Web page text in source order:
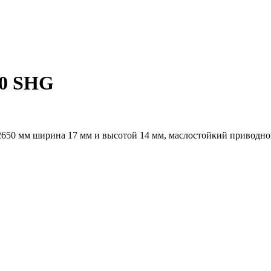
SHG
мм ширина 17 мм и высотой 14 мм, маслостойкий